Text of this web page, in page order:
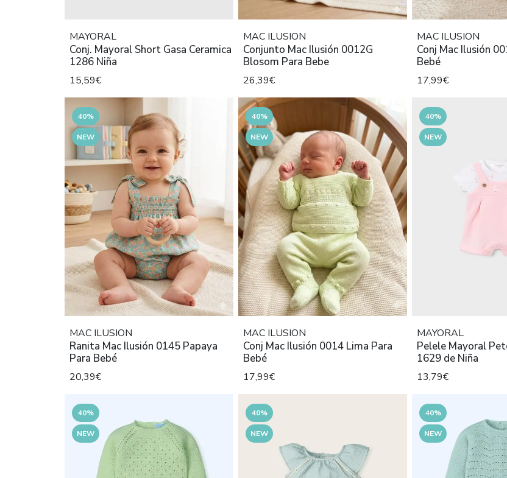
MAYORAL
Conj. Mayoral Short Gasa Ceramica
1286 Niña
15,59€
MAC ILUSION
Conjunto Mac Ilusión 0012G
Blosom Para Bebe
26,39€
MAC ILUSION
Conj Mac Ilusión
Bebé
17,99€
40%
NEW
MAC ILUSION
Ranita Mac Ilusión 0145 Papaya
Para Bebé
20,39€
40%
NEW
MAC ILUSION
Conj Mac Ilusión 0014 Lima Para
Bebé
17,99€
40%
NEW
MAYORAL
Pelele Mayoral
1629 de Niña
13,79€
40%
NEW
40%
NEW
40%
NEW